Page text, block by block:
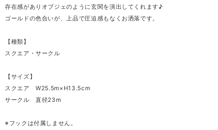
存在感がありオブジェのように玄関を演出してくれます♪
ゴールドの色合いが、上品で圧迫感もなくお洒落です。
【種類】
スクエア・サークル
【サイズ】
スクエア W25.5m×H13.5cm
サークル 直径23m
※フックは付属しません。